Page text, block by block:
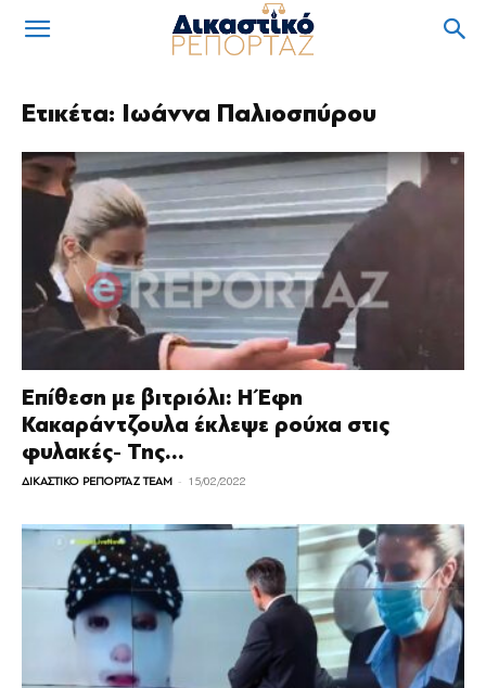
Ετικέτα: Ιωάννα Παλιοσπύρου
Επίθεση με βιτριόλι: Η Έφη
Κακαράντζουλα έκλεψε ρούχα στις
φυλακές- Της...
ΔΙΚΑΣΤΙΚΟ ΡΕΠΟΡΤΑΖ TEAM - 15/02/2022